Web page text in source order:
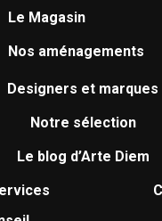
Le Magasin
Nos aménagements
Designers et marques
Notre sélection
Le blog d’Arte Diem